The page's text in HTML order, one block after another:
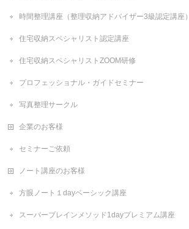
時間整理講座（整理収納アドバイザー3級認定講座）
住宅収納スペシャリスト認定講座
住宅収納スペシャリストZOOM研修
プロフェッショナル・ガイドセミナー
写真整理サークル
企業のお客様
セミナーご依頼
ノート講座のお客様
方眼ノート１dayベーシック講座
スーパーブレインメソッド1dayプレミアム講座